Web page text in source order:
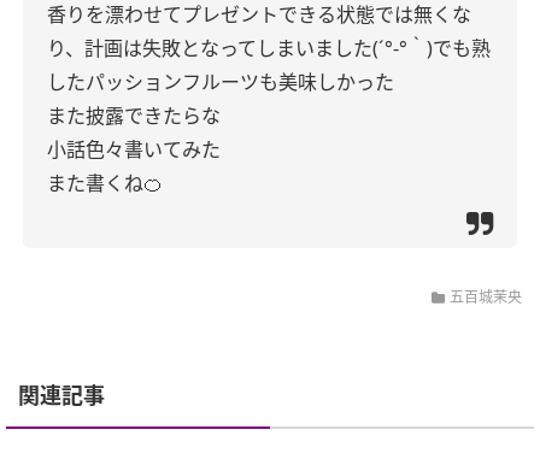
香りを漂わせてプレゼントできる状態では無くな
り、計画は失敗となってしまいました(´°‐°｀)でも熟
したパッションフルーツも美味しかった
また披露できたらな
小話色々書いてみた
また書くね🍊
五百城茉央
関連記事